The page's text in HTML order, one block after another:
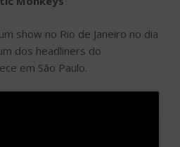
show no Rio de Janeiro no dia
dos headliners do
em São Paulo.